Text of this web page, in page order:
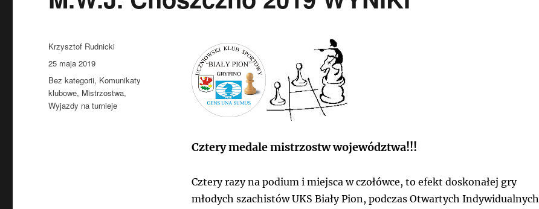
Cztery medale mistrzostw województwa!!!
Cztery razy na podium i miejsca w czołówce, to efekt doskonałej gry
młodych szachistów UKS Biały Pion, podczas Otwartych Indywidualnych
Autor
Krzysztof Rudnicki
Data
publikacji
25 maja 2019
Kategorie
Bez kategorii, Komunikaty
klubowe, Mistrzostwa,
Wyjazdy na turnieje